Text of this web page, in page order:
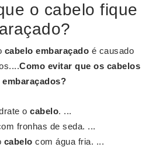
o cabelo fique
cabelo embaraçado é causado
Como evitar que os cabelos
embaraçados?
o cabelo. ...
fronhas de seda. ...
cabelo com água fria. ...